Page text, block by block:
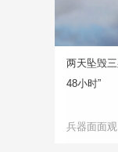
两天坠毁
48小时”
兵器面面观